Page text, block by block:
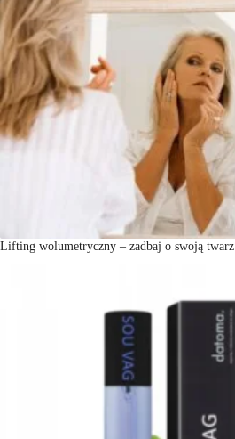
Lifting wolumetryczny – zadbaj o swoją twarz